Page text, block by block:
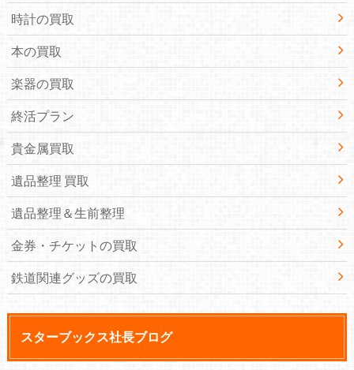
時計の買取
本の買取
楽器の買取
終活プラン
貴金属買取
遺品整理 買取
遺品整理＆生前整理
金券・チケットの買取
鉄道関連グッズの買取
スターブックス社長ブログ